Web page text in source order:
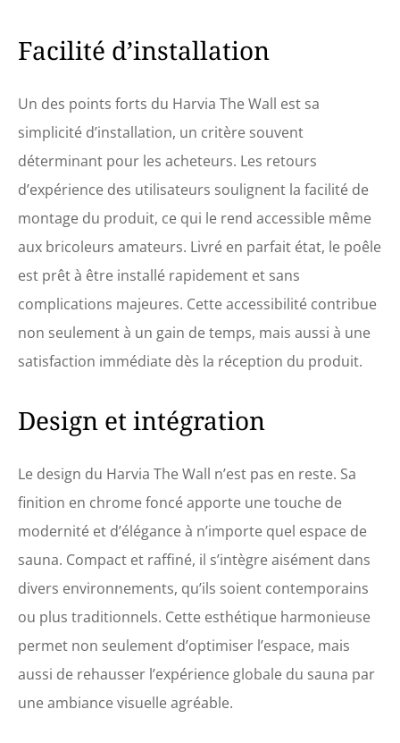
Facilité d’installation
Un des points forts du Harvia The Wall est sa
simplicité d’installation, un critère souvent
déterminant pour les acheteurs. Les retours
d’expérience des utilisateurs soulignent la facilité de
montage du produit, ce qui le rend accessible même
aux bricoleurs amateurs. Livré en parfait état, le poêle
est prêt à être installé rapidement et sans
complications majeures. Cette accessibilité contribue
non seulement à un gain de temps, mais aussi à une
satisfaction immédiate dès la réception du produit.
Design et intégration
Le design du Harvia The Wall n’est pas en reste. Sa
finition en chrome foncé apporte une touche de
modernité et d’élégance à n’importe quel espace de
sauna. Compact et raffiné, il s’intègre aisément dans
divers environnements, qu’ils soient contemporains
ou plus traditionnels. Cette esthétique harmonieuse
permet non seulement d’optimiser l’espace, mais
aussi de rehausser l’expérience globale du sauna par
une ambiance visuelle agréable.